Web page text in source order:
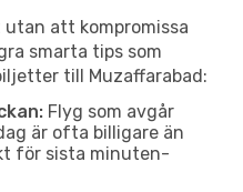
att kompromissa
smarta tips som
till Muzaffarabad:
Flyg som avgår
är ofta billigare än
för sista minuten-